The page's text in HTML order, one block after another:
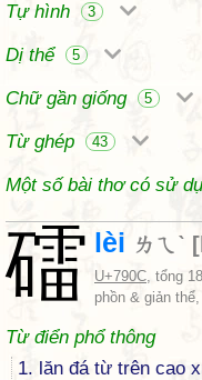
Tự hình
3
Dị thể 5
Chữ gần giống 5
Từ ghép 43
Một số bài thơ có sử
礌 lèi ㄌㄟˋ [
U+790C, tổng
phồn & giản
Từ điển phổ thông
1. lăn đá từ trên cao